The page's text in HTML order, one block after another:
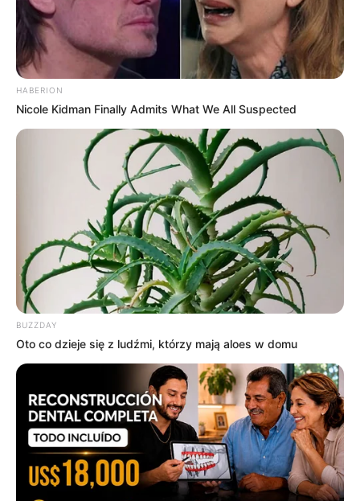
HABERION
Nicole Kidman Finally Admits What We All Suspected
BUZZDAY
Oto co dzieje się z ludźmi, którzy mają aloes w domu